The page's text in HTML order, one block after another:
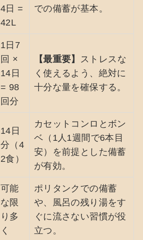
4日 =
42L
での備蓄が基本。
1日7
回 ×
14日
= 98
回分
【最重要】
ストレスな
く使えるよう、絶対に
十分な量を確保する。
14日
分（4
2食）
カセットコンロとボン
ベ（1人1週間で6本目
安）を前提とした備蓄
が有効。
可能
な限
り多
く
ポリタンクでの備蓄
や、風呂の残り湯をす
ぐに流さない習慣が役
立つ。